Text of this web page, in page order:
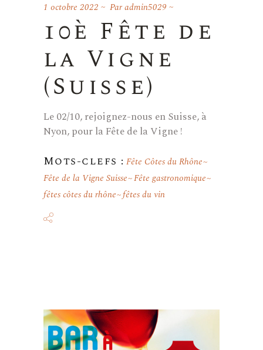
1 octobre 2022 Paradmin5029
10è Fête de
la Vigne
(Suisse)
Le 02/10, rejoignez-nous en Suisse, à
Nyon, pour la Fête de la Vigne !
Mots-clefs : Fête Côtes du Rhône
Fête de la Vigne Suisse Fête gastronomique
fêtes côtes du rhône fêtes du vin